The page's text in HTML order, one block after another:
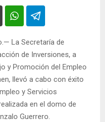
La Secretaría de
de Inversiones, a
y Promoción del Empleo
llevó a cabo con éxito
y Servicios
en el domo de
Guerrero.